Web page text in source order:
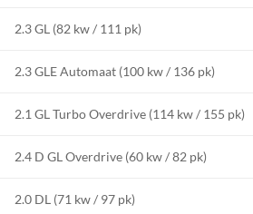
2.3 GL (82 kw / 111 pk)
2.3 GLE Automaat (100 kw / 136 pk)
2.1 GL Turbo Overdrive (114 kw / 155 pk)
2.4 D GL Overdrive (60 kw / 82 pk)
2.0 DL (71 kw / 97 pk)